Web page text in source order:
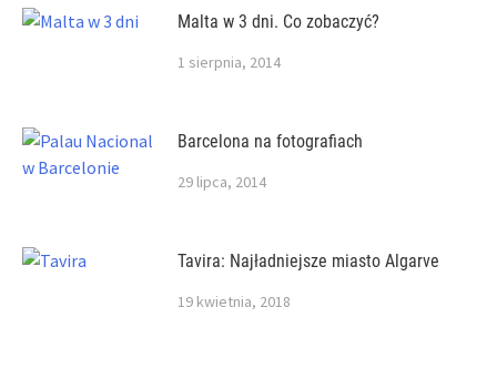
Malta w 3 dni. Co zobaczyć?
1 sierpnia, 2014
Barcelona na fotografiach
29 lipca, 2014
Tavira: Najładniejsze miasto Algarve
19 kwietnia, 2018